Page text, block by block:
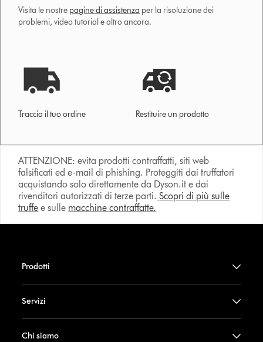
Visita le nostre pagine di assistenza per la risoluzione dei
problemi, video tutorial e altro ancora.
Traccia il tuo ordine Restituire un prodotto
ATTENZIONE: evita prodotti contraffatti, siti web
falsificati ed e-mail di phishing. Proteggiti dai truffatori
acquistando solo direttamente da Dyson.it e dai
rivenditori autorizzati di terze parti. Scopri di più sulle
truffe e sulle macchine contraffatte.
Prodotti
Servizi
Chi siamo